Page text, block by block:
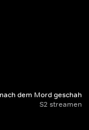
dem Mord geschah
S2 streamen